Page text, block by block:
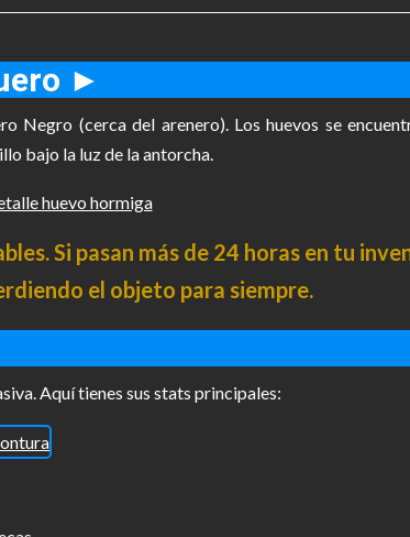
►
Negro (cerca del arenero). Los huevos se
bajo la luz de la antorcha.
Si pasan más de 24 horas en tu
el objeto para siempre.
Aquí tienes sus stats principales: